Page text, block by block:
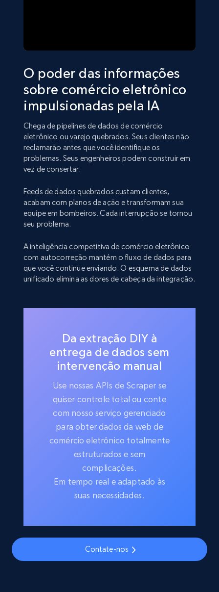
O poder das informações
sobre comércio eletrônico
impulsionadas pela IA
Chega de pipelines de dados de comércio
eletrônico ou varejo quebrados. Seus clientes não
reclamarão antes que você identifique os
problemas. Seus engenheiros podem construir em
vez de consertar.
Feeds de dados quebrados custam clientes,
acabam com planos de ação e transformam sua
equipe em bombeiros. Cada interrupção se tornou
seu problema.
A inteligência competitiva de comércio eletrônico
com autocorreção mantém o fluxo de dados para
que você continue enviando. O esquema de dados
unificado elimina as dores de cabeça da integração.
Da extração DIY à
entrega de dados sem
intervenção manual
Use nossas APIs de Scraper se
quiser controle total ou conte
com nosso serviço gerenciado
para obter dados da web de
comércio eletrônico totalmente
estruturados e sem
complicações.
Em tempo real e adaptado às
suas necessidades.
Contate-nos